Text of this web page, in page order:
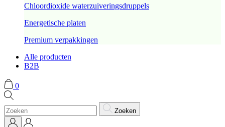
Chloordioxide waterzuiveringsdruppels
Energetische platen
Premium verpakkingen
Alle producten
B2B
0
Zoeken